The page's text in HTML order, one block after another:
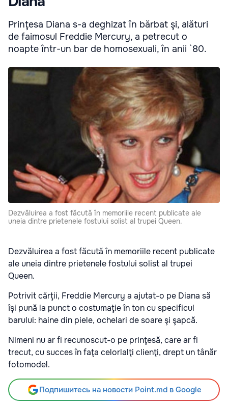
Prinţesa Diana s-a deghizat în bărbat şi, alături
de faimosul Freddie Mercury, a petrecut o
noapte într-un bar de homosexuali, în anii `80.
Dezvăluirea a fost făcută în memoriile recent publicate ale
uneia dintre prietenele fostului solist al trupei Queen.
Dezvăluirea a fost făcută în memoriile recent publicate
ale uneia dintre prietenele fostului solist al trupei
Queen.
Potrivit cărţii, Freddie Mercury a ajutat-o pe Diana să
îşi pună la punct o costumaţie în ton cu specificul
barului: haine din piele, ochelari de soare şi şapcă.
Nimeni nu ar fi recunoscut-o pe prinţesă, care ar fi
trecut, cu succes în faţa celorlalţi clienţi, drept un tânăr
fotomodel.
Подпишитесь на новости Point.md в Google